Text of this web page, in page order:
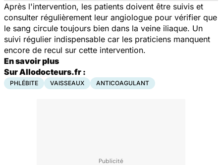
Après l'intervention, les patients doivent être suivis et
consulter régulièrement leur angiologue pour vérifier que
le sang circule toujours bien dans la veine iliaque. Un
suivi régulier indispensable car les praticiens manquent
encore de recul sur cette intervention.
En savoir plus
Sur Allodocteurs.fr :
PHLÉBITE VAISSEAUX ANTICOAGULANT